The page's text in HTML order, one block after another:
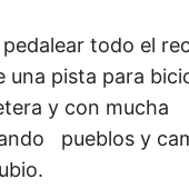
todo el
una pista para
y con mucha
pueblos y